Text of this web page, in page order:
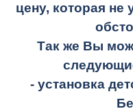
цену, которая не
Так же Вы
- установка